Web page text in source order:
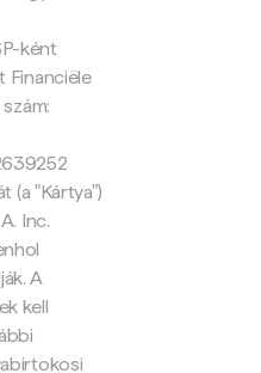
ként
Financiële
(a "Kártya")
Inc.
A
kell